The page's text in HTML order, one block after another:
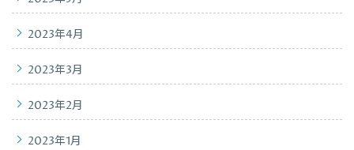
2023年4月
2023年3月
2023年2月
2023年1月